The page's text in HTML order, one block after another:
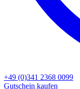
+49 (0)341 2368 0099
Gutschein kaufen